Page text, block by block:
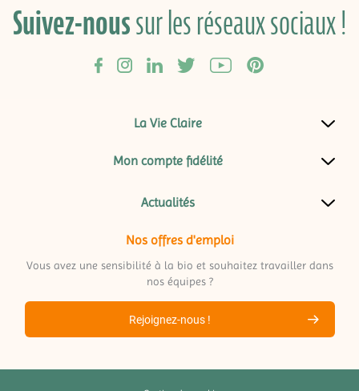
Suivez-noussur les réseaux sociaux !
La Vie Claire
Mon compte fidélité
Actualités
Nos offres d'emploi
Vous avez une sensibilité à la bio et souhaitez travailler dans
nos équipes ?
Rejoignez-nous !